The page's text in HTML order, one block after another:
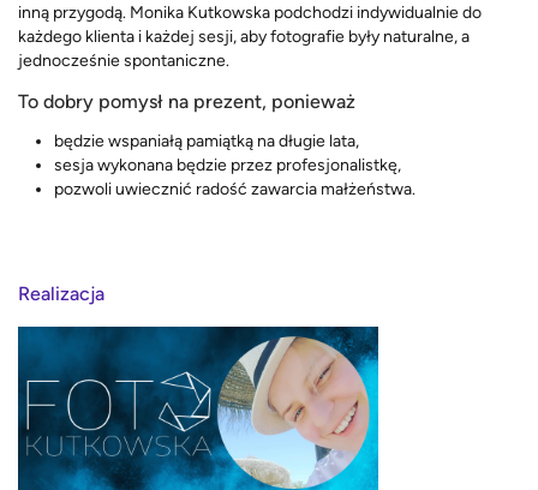
inną przygodą. Monika Kutkowska podchodzi indywidualnie do
każdego klienta i każdej sesji, aby fotografie były naturalne, a
jednocześnie spontaniczne.
To dobry pomysł na prezent, ponieważ
będzie wspaniałą pamiątką na długie lata,
sesja wykonana będzie przez profesjonalistkę,
pozwoli uwiecznić radość zawarcia małżeństwa.
Realizacja